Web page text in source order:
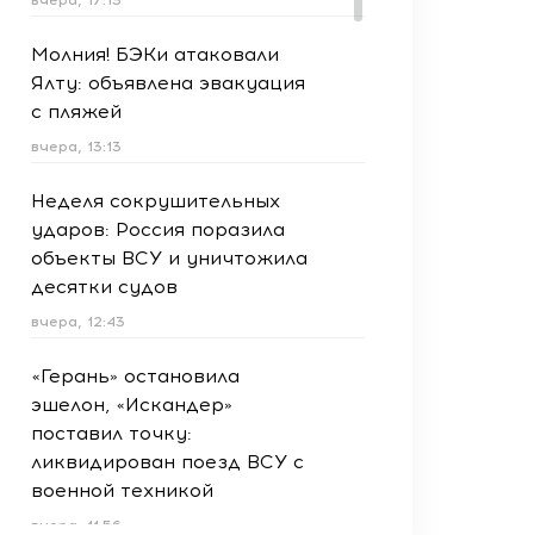
Молния! БЭКи атаковали
Ялту: объявлена эвакуация
с пляжей
вчера, 13:13
Неделя сокрушительных
ударов: Россия поразила
объекты ВСУ и уничтожила
десятки судов
вчера, 12:43
«Герань» остановила
эшелон, «Искандер»
поставил точку:
ликвидирован поезд ВСУ с
военной техникой
вчера, 11:56